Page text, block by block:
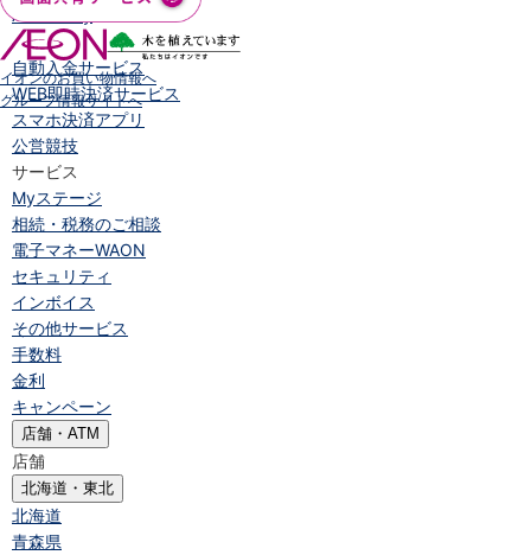
AEON Pay
口座振替サービス
自動入金サービス
WEB即時決済サービス
スマホ決済アプリ
公営競技
サービス
Myステージ
相続・税務のご相談
電子マネーWAON
セキュリティ
インボイス
その他サービス
手数料
金利
キャンペーン
店舗・ATM
店舗
北海道・東北
北海道
青森県
イオンのお買い物情報へ
グループ情報サイトへ